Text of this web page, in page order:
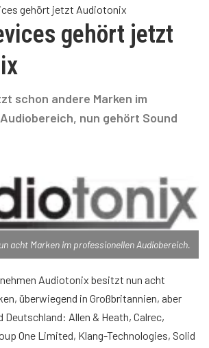
gehört jetzt Audiotonix
gehört jetzt
schon andere Marken im
nun gehört Sound
acht Marken im professionellen Audiobereich.
Audiotonix besitzt nun acht
überwiegend in Großbritannien, aber
Deutschland: Allen & Heath, Calrec,
One Limited, Klang-Technologies, Solid